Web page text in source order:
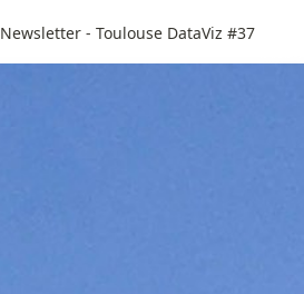
Newsletter - Toulouse DataViz #37